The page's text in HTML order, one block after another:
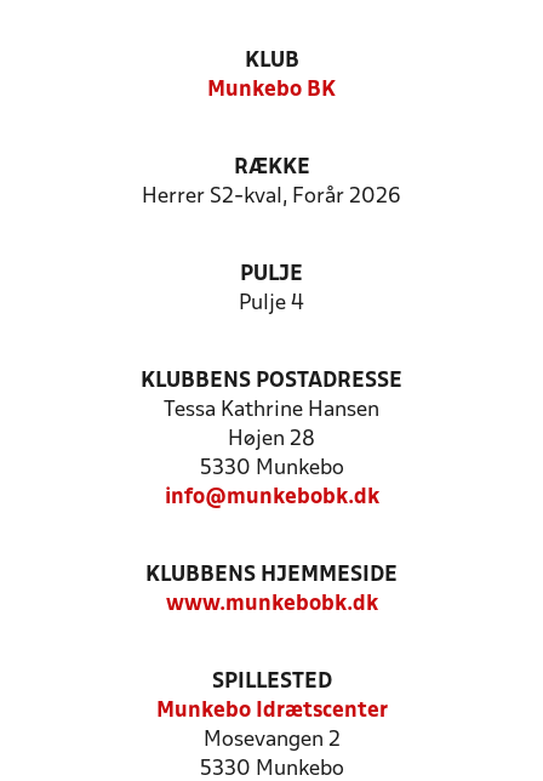
KLUB
Munkebo BK
RÆKKE
Herrer S2-kval, Forår 2026
PULJE
Pulje 4
KLUBBENS POSTADRESSE
Tessa Kathrine Hansen
Højen 28
5330 Munkebo
info@munkebobk.dk
KLUBBENS HJEMMESIDE
www.munkebobk.dk
SPILLESTED
Munkebo Idrætscenter
Mosevangen 2
5330 Munkebo